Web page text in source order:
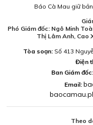
Báo Cà Mau giữ
Phó Giám đốc: Ngô Minh
Thị Lâm Anh, Cao
Tòa soạn:Số 413
Điện
Ban Giám đốc:
Email:
Theo